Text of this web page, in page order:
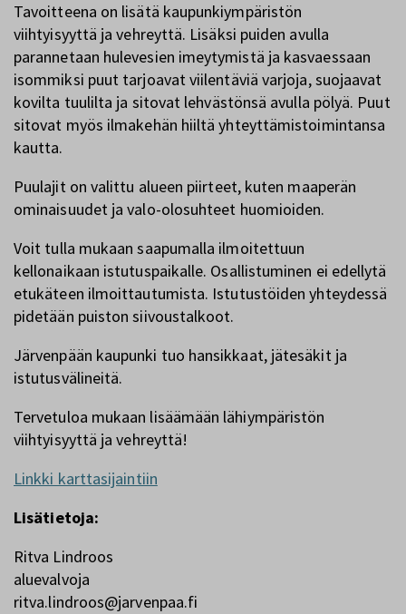
Tavoitteena on lisätä kaupunkiympäristön
viihtyisyyttä ja vehreyttä. Lisäksi puiden avulla
parannetaan hulevesien imeytymistä ja kasvaessaan
isommiksi puut tarjoavat viilentäviä varjoja, suojaavat
kovilta tuulilta ja sitovat lehvästönsä avulla pölyä. Puut
sitovat myös ilmakehän hiiltä yhteyttämistoimintansa
kautta.
Puulajit on valittu alueen piirteet, kuten maaperän
ominaisuudet ja valo-olosuhteet huomioiden.
Voit tulla mukaan saapumalla ilmoitettuun
kellonaikaan istutuspaikalle. Osallistuminen ei edellytä
etukäteen ilmoittautumista. Istutustöiden yhteydessä
pidetään puiston siivoustalkoot.
Järvenpään kaupunki tuo hansikkaat, jätesäkit ja
istutusvälineitä.
Tervetuloa mukaan lisäämään lähiympäristön
viihtyisyyttä ja vehreyttä!
Linkki karttasijaintiin
Lisätietoja:
Ritva Lindroos
aluevalvoja
ritva.lindroos@jarvenpaa.fi